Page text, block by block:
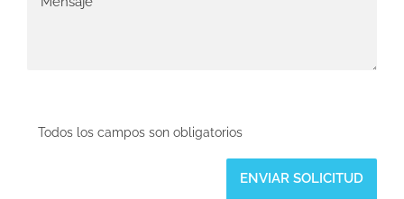
Todos los campos son obligatorios